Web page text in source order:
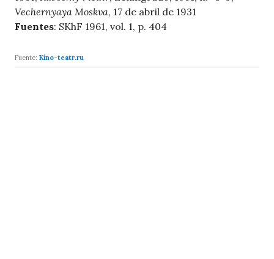
Vechernyaya Moskva, 17 de abril de 1931
Fuentes: SKhF 1961, vol. 1, p. 404
Fuente: Kino-teatr.ru